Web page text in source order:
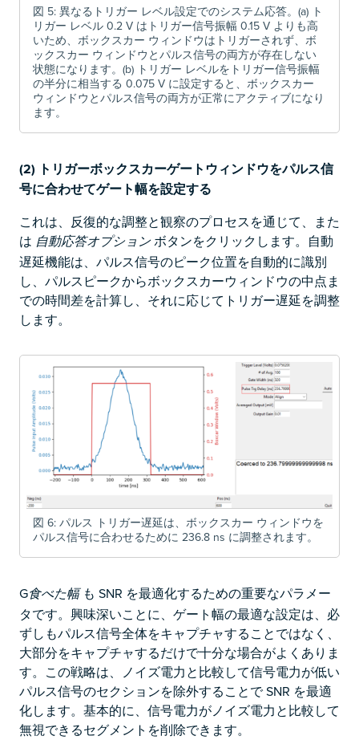
図 5: 異なるトリガー レベル設定でのシステム応答。(a) ト
リガー レベル 0.2 V はトリガー信号振幅 0.15 V よりも高
いため、ボックスカー ウィンドウはトリガーされず、ボ
ックスカー ウィンドウとパルス信号の両方が存在しない
状態になります。(b) トリガー レベルをトリガー信号振幅
の半分に相当する 0.075 V に設定すると、ボックスカー
ウィンドウとパルス信号の両方が正常にアクティブになり
ます。
(2) トリガーボックスカーゲートウィンドウをパルス信
号に合わせてゲート幅を設定する
これは、反復的な調整と観察のプロセスを通じて、また
は 自動応答オプションボタンをクリックします。自動
遅延機能は、パルス信号のピーク位置を自動的に識別
し、パルスピークからボックスカーウィンドウの中点ま
での時間差を計算し、それに応じてトリガー遅延を調整
します。
図 6: パルス トリガー遅延は、ボックスカー ウィンドウを
パルス信号に合わせるために 236.8 ns に調整されます。
G食べた幅も SNR を最適化するための重要なパラメー
タです。興味深いことに、ゲート幅の最適な設定は、必
ずしもパルス信号全体をキャプチャすることではなく、
大部分をキャプチャするだけで十分な場合がよくありま
す。この戦略は、ノイズ電力と比較して信号電力が低い
パルス信号のセクションを除外することで SNR を最適
化します。基本的に、信号電力がノイズ電力と比較して
無視できるセグメントを削除できます。